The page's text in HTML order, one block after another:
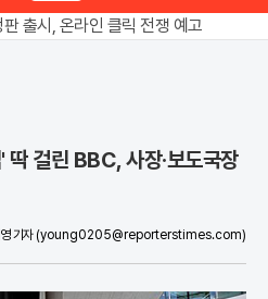
출시, 온라인 클릭 전쟁 예고
반전 노려, 2주차 경선 요동
딱 걸린 BBC, 사장·보도국장
기자 (young0205@reporterstimes.com)